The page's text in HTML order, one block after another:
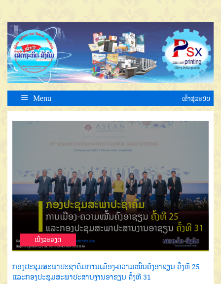
Menu ເຂົ້າສູ່ລະບົບ
ເບີ່ງລະອຽດ
ກອງປະຊຸມສະພາປະຊາຄົມການເມືອງ-ຄວາມໝັ້ນຄົງອາຊຽນ ຄັ້ງທີ 25
ແລະກອງປະຊຸມສະພາປະສານງານອາຊຽນ ຄັ້ງທີ 31